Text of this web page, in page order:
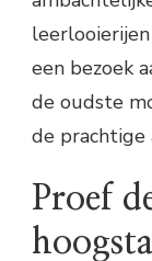
een bezoek
de oudste
de prachtige
Proef